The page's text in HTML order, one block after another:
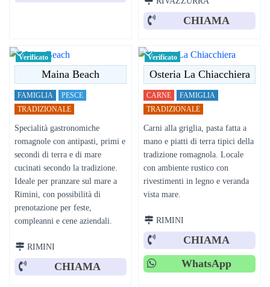
CHIAMA
Verificato
Maina Beach
FAMIGLIA
PESCE
TRADIZIONALE
Specialità gastronomiche
romagnole con antipasti, primi e
secondi di terra e di mare
cucinati secondo la tradizione.
Ideale per pranzare sul mare a
Rimini, con possibilità di
prenotazione per feste,
compleanni e cene aziendali.
RIMINI
CHIAMA
Verificato
Osteria La Chiacchiera
CARNE
FAMIGLIA
TRADIZIONALE
Carni alla griglia, pasta fatta a
mano e piatti di terra tipici della
tradizione romagnola. Locale
con ambiente rustico con
rivestimenti in legno e veranda
vista mare.
RIMINI
CHIAMA
WhatsApp